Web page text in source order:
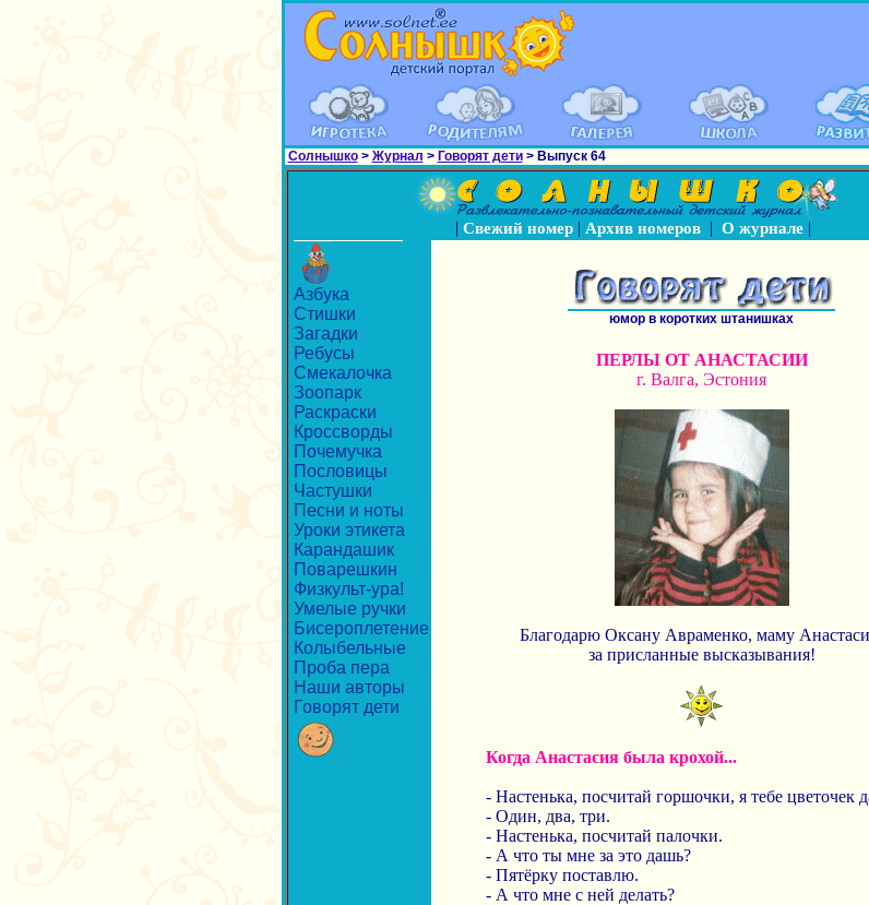
Солнышко> Журнал > Говорят дети> Выпуск 64
| Свежий номер| Архив номеров| О журнале|
Азбука
Стишки
Загадки
Ребусы
Смекалочка
Зоопарк
Раскраски
Кроссворды
Почемучка
Пословицы
Частушки
Песни и ноты
Уроки этикета
Карандашик
Поварешкин
Физкульт-ура!
Умелые ручки
Бисероплетение
Колыбельные
Проба пера
Наши авторы
Говорят дети
юмор в коротких штанишках
ПЕРЛЫ ОТ АНАСТАСИИ
г. Валга, Эстония
Благодарю Оксану Авраменко, маму
за присланные высказывания!
Когда Анастасия была крохой...
- Настенька, посчитай горшочки, я тебе цветочек
- Один, два, три.
- Настенька, посчитай палочки.
- А что ты мне за это дашь?
- Пятёрку поставлю.
- А что мне с ней делать?